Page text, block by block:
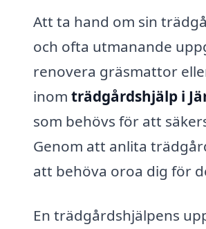
Att ta hand om sin
och ofta utmanande
renovera gräsmattor
inom trädgårdshjälp i
som behövs för att
Genom att anlita
att behöva oroa dig för
En trädgårdshjälpens